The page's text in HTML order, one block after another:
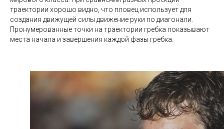
траектории хорошо видно, что пловец использует для
создания движущей силы движение руки по диагонали.
Пронумерованные точки на траектории гребка показывают
места начала и завершения каждой фазы гребка.